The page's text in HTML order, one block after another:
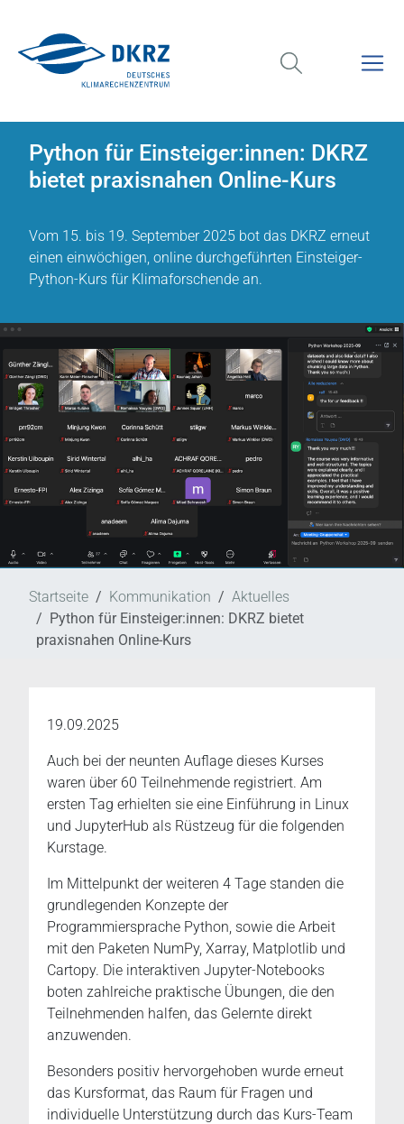
Python für Einsteiger:innen: DKRZ
bietet praxisnahen Online-Kurs
Vom 15. bis 19. September 2025 bot das DKRZ erneut
einen einwöchigen, online durchgeführten Einsteiger-
Python-Kurs für Klimaforschende an.
Startseite Kommunikation
Aktuelles
Python für Einsteiger:innen: DKRZ bietet
praxisnahen Online-Kurs
19.09.2025
Auch bei der neunten Auflage dieses Kurses
waren über 60 Teilnehmende registriert. Am
ersten Tag erhielten sie eine Einführung in Linux
und JupyterHub als Rüstzeug für die folgenden
Kurstage.
Im Mittelpunkt der weiteren 4 Tage standen die
grundlegenden Konzepte der
Programmiersprache Python, sowie die Arbeit
mit den Paketen NumPy, Xarray, Matplotlib und
Cartopy. Die interaktiven Jupyter-Notebooks
boten zahlreiche praktische Übungen, die den
Teilnehmenden halfen, das Gelernte direkt
anzuwenden.
Besonders positiv hervorgehoben wurde erneut
das Kursformat, das Raum für Fragen und
individuelle Unterstützung durch das Kurs-Team